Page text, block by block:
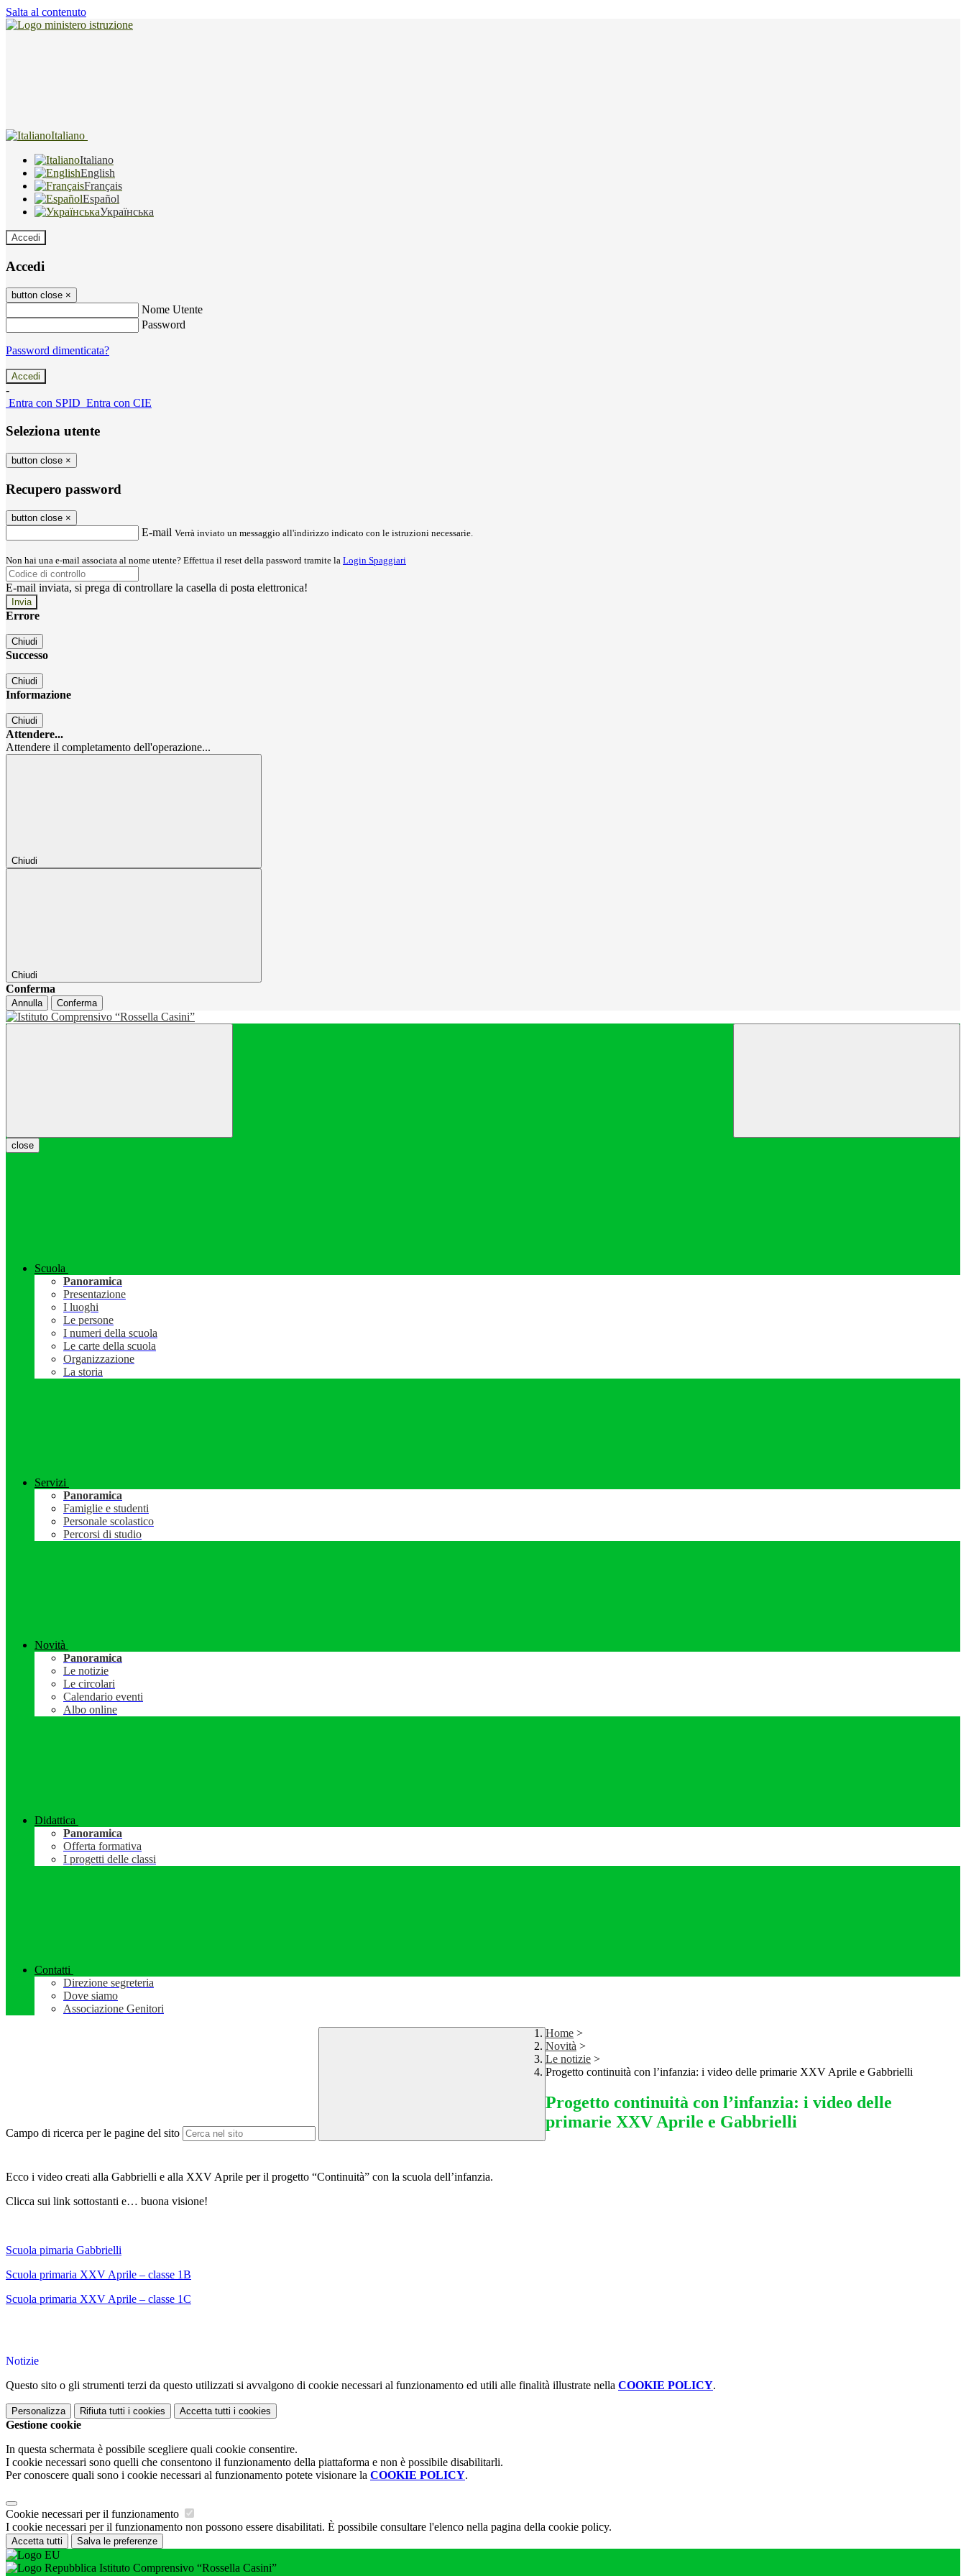
Salta al contenuto
Italiano
Italiano
English
Français
Español
Українська
Accedi
Accedi
button close ×
Nome Utente
Password
Password dimenticata?
-
Entra con SPID Entra con CIE
Seleziona utente
button close ×
Recupero password
button close ×
E-mail Verrà inviato un messaggio all'indirizzo indicato con le istruzioni necessarie.
Non hai una e-mail associata al nome utente? Effettua il reset della password tramite la Login Spaggiari
E-mail inviata, si prega di controllare la casella di posta elettronica!
Errore
Chiudi
Successo
Chiudi
Informazione
Chiudi
Attendere...
Attendere il completamento dell'operazione...
Chiudi
Chiudi
Conferma
Annulla Conferma
close
Scuola
Panoramica
Presentazione
I luoghi
Le persone
I numeri della scuola
Le carte della scuola
Organizzazione
La storia
Servizi
Panoramica
Famiglie e studenti
Personale scolastico
Percorsi di studio
Novità
Panoramica
Le notizie
Le circolari
Calendario eventi
Albo online
Didattica
Panoramica
Offerta formativa
I progetti delle classi
Contatti
Direzione segreteria
Dove siamo
Associazione Genitori
Campo di ricerca per le pagine del sito
Home >
Novità >
Le notizie >
Progetto continuità con l’infanzia: i video delle primarie XXV Aprile e Gabbrielli
Progetto continuità con l’infanzia: i video delle
primarie XXV Aprile e Gabbrielli
Ecco i video creati alla Gabbrielli e alla XXV Aprile per il progetto “Continuità” con la scuola dell’infanzia.
Clicca sui link sottostanti e… buona visione!
Scuola pimaria Gabbrielli
Scuola primaria XXV Aprile – classe 1B
Scuola primaria XXV Aprile – classe 1C
Notizie
Questo sito o gli strumenti terzi da questo utilizzati si avvalgono di cookie necessari al funzionamento ed utili alle finalità illustrate nella COOKIE POLICY.
Personalizza Rifiuta tutti i cookies Accetta tutti i cookies
Gestione cookie
In questa schermata è possibile scegliere quali cookie consentire.
I cookie necessari sono quelli che consentono il funzionamento della piattaforma e non è possibile disabilitarli.
Per conoscere quali sono i cookie necessari al funzionamento potete visionare la COOKIE POLICY.
Cookie necessari per il funzionamento
I cookie necessari per il funzionamento non possono essere disabilitati. È possibile consultare l'elenco nella pagina della cookie policy.
Accetta tutti Salva le preferenze
Istituto Comprensivo “Rossella Casini”